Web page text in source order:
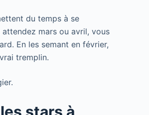
du temps à se
mars ou avril, vous
En les semant en février,
tremplin.